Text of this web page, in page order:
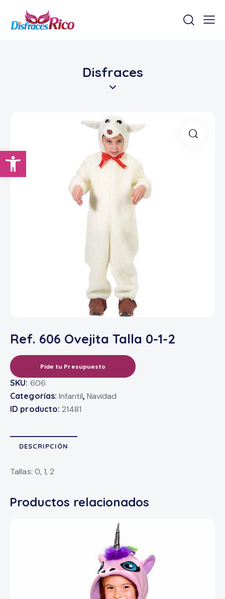
Abrir barra de herramientas
Disfraces
Ref. 606 Ovejita Talla 0-1-2
Pide tu Presupuesto
SKU: 606
Categorías:Infantil,Navidad
ID producto: 21481
DESCRIPCIÓN
Tallas: 0, 1, 2
Productos relacionados